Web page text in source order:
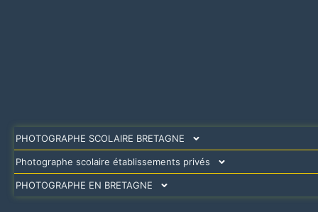
PHOTOGRAPHE SCOLAIRE BRETAGNE
Photographe scolaire établissements privés
PHOTOGRAPHE EN BRETAGNE